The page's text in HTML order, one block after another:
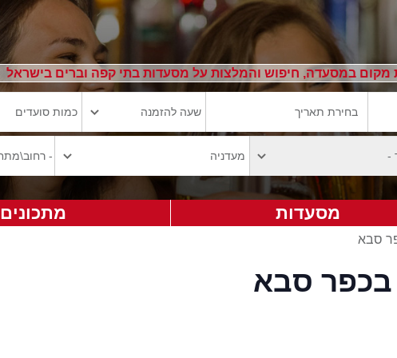
מקום במסעדה, חיפוש והמלצות על מסעדות בתי קפה וברים בישראל
מסעדות מתכונים
סבא
בכפר סבא